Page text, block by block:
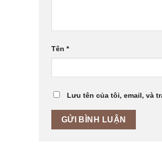
Tên *
Lưu tên của tôi, email, và